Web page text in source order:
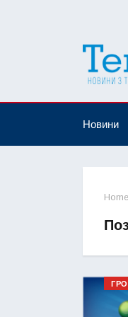
Новини
Home